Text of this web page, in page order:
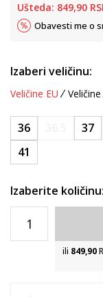
Ušteda: 849,90
Obavesti me o
Izaberi veličinu:
Veličine EU Veličine
36 37
41
Izaberite količinu:
ili 849,90